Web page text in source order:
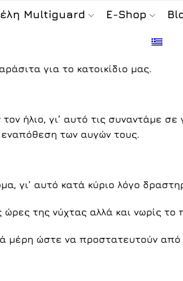
Multiguard E-Shop
για το κατοικίδιο μας.
ήλιο, γι’ αυτό τις συναντάμε
εναπόθεση των αυγών τους.
γι’ αυτό κατά κύριο λόγο
της νύχτας αλλά και νωρίς το
μέρη ώστε να προστατευτούν